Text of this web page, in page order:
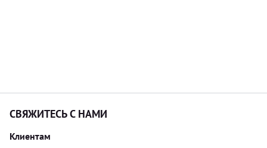
СВЯЖИТЕСЬ С НАМИ
Клиентам